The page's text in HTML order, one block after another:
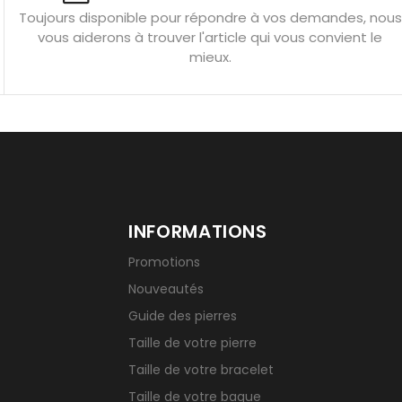
Bracelets de perles pour homme
gemme ? Signification des pierres de naissance
Toujours disponible pour répondre à vos demandes, nous
vous aiderons à trouver l'article qui vous convient le
mieux.
INFORMATIONS
Promotions
Nouveautés
Guide des pierres
Taille de votre pierre
Taille de votre bracelet
Taille de votre bague